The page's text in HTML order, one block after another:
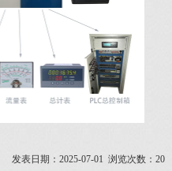
发表日期：2025-07-01 浏览次数：20